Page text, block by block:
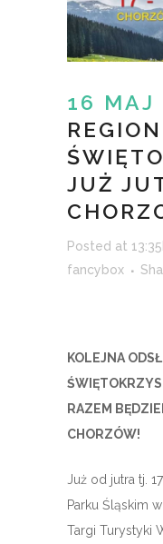
16 MAJ
JUŻ
Posted at
fancybox
KOLEJNA
RAZEM
CHORZÓW!
Już od jutra tj.
Parku Śląskim
Targi Turystyki